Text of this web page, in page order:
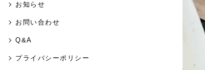
お知らせ
お問い合わせ
Q&A
プライバシーポリシー